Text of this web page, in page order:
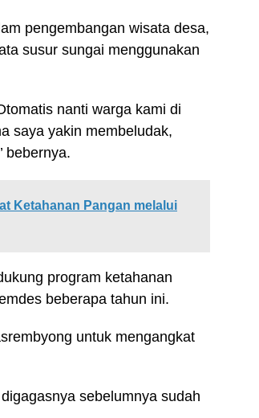
pengembangan wisata desa,
susur sungai menggunakan
nanti warga kami di
saya yakin membeludak,
bebernya.
Ketahanan Pangan melalui
program ketahanan
beberapa tahun ini.
untuk mengangkat
sebelumnya sudah